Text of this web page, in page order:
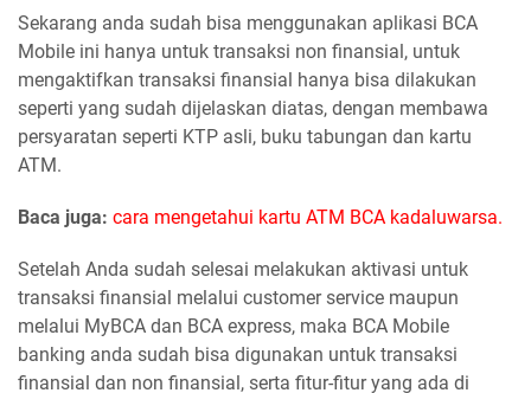
Sekarang anda sudah bisa menggunakan aplikasi BCA
Mobile ini hanya untuk transaksi non finansial, untuk
mengaktifkan transaksi finansial hanya bisa dilakukan
seperti yang sudah dijelaskan diatas, dengan membawa
persyaratan seperti KTP asli, buku tabungan dan kartu
ATM.
Baca juga: cara mengetahui kartu ATM BCA kadaluwarsa.
Setelah Anda sudah selesai melakukan aktivasi untuk
transaksi finansial melalui customer service maupun
melalui MyBCA dan BCA express, maka BCA Mobile
banking anda sudah bisa digunakan untuk transaksi
finansial dan non finansial, serta fitur-fitur yang ada di